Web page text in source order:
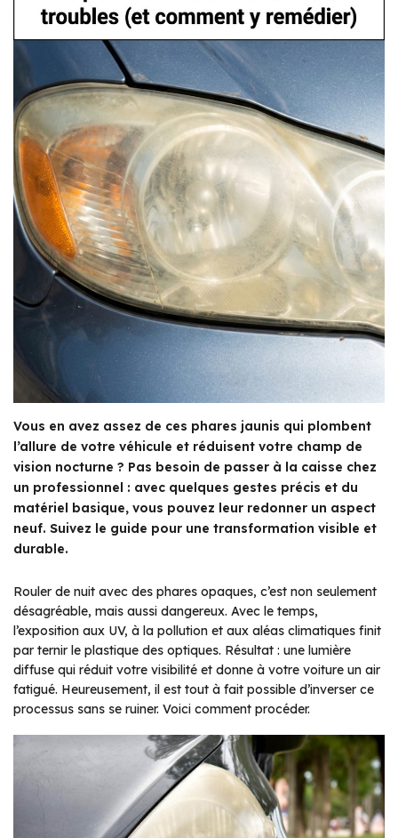
Vous en avez assez de ces phares jaunis qui plombent
l’allure de votre véhicule et réduisent votre champ de
vision nocturne ? Pas besoin de passer à la caisse chez
un professionnel : avec quelques gestes précis et du
matériel basique, vous pouvez leur redonner un aspect
neuf. Suivez le guide pour une transformation visible et
durable.
Rouler de nuit avec des phares opaques, c’est non seulement
désagréable, mais aussi dangereux. Avec le temps,
l’exposition aux UV, à la pollution et aux aléas climatiques finit
par ternir le plastique des optiques. Résultat : une lumière
diffuse qui réduit votre visibilité et donne à votre voiture un air
fatigué. Heureusement, il est tout à fait possible d’inverser ce
processus sans se ruiner. Voici comment procéder.